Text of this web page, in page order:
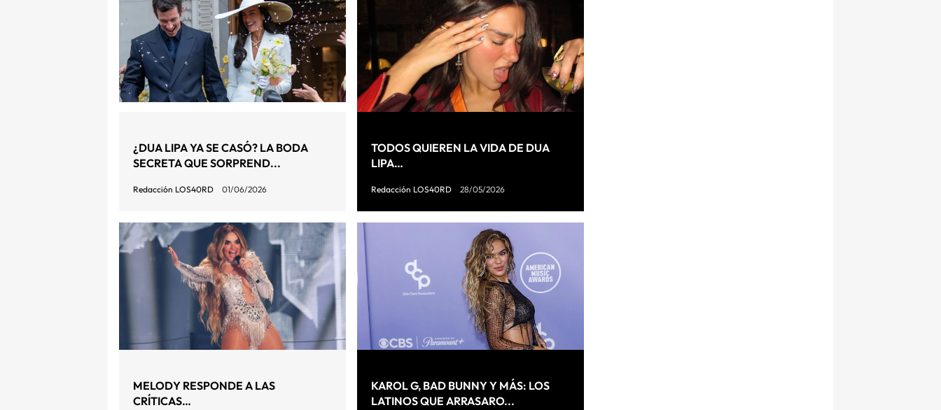
¿DUA LIPA YA SE CASÓ? LA BODA
SECRETA QUE SORPREND...
Redacción LOS40RD 01/06/2026
TODOS QUIEREN LA VIDA DE DUA
LIPA…
Redacción LOS40RD 28/05/2026
MELODY RESPONDE A LAS
CRÍTICAS…
KAROL G, BAD BUNNY Y MÁS: LOS
LATINOS QUE ARRASARO...